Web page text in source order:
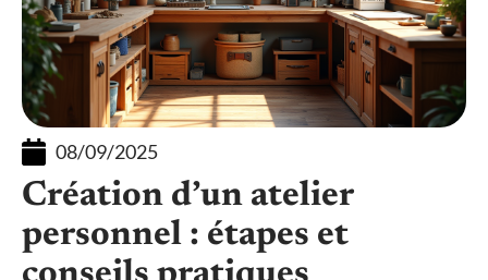
08/09/2025
Création d’un atelier
personnel : étapes et